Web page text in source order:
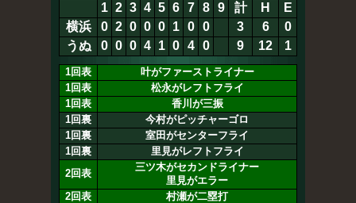
1 2 3 4 5 6 7 8 9 計 H
E
横浜
0 2 0 0 0 1 0 0 3 7
0
うぬ
0 0 0 4 1 0 4 0 9 12 1
1回表
叶がファーストライナー
1回表
松永がレフトフライ
1回表
香川が三振
1回裏
今村がピッチャーゴロ
1回裏
室田がセンターフライ
1回裏
里見がレフトフライ
2回表
三ツ木がセカンドライナー
里見がエラー
2回表
村瀬が二塁打